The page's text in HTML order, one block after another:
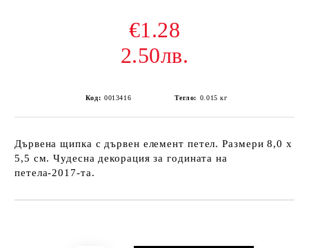
€1.28
2.50лв.
Код: 0013416 Тегло: 0.015 кг
Дървена щипка с дървен елемент петел. Размери 8,0 х
5,5 см. Чудесна декорация за годината на
петела-2017-та.